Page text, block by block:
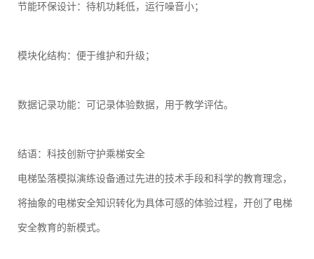
节能环保设计：待机功耗低，运行噪音小；
模块化结构：便于维护和升级；
数据记录功能：可记录体验数据，用于教学评估。
结语：科技创新守护乘梯安全
电梯坠落模拟演练设备通过先进的技术手段和科学的教育理念，
将抽象的电梯安全知识转化为具体可感的体验过程，开创了电梯
安全教育的新模式。